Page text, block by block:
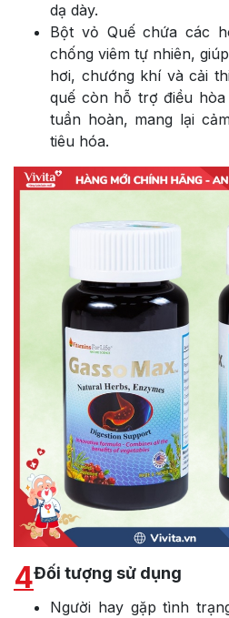
dạ dày.
Bột vỏ Quế chứa các
chống viêm tự nhiên,
hơi, chướng khí và cải
quế còn hỗ trợ điều
tuần hoàn, mang lại
tiêu hóa.
4Đối tượng sử dụng
Người hay gặp tình